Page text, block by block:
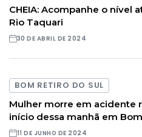
CHEIA: Acompanhe o nível
Rio Taquari
30 DE ABRIL DE 2024
BOM RETIRO DO SUL
Mulher morre em acidente
início dessa manhã em
11 DE JUNHO DE 2024